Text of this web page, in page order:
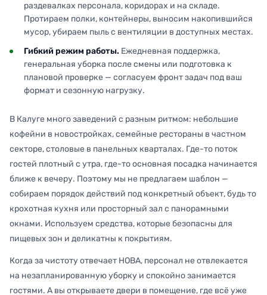
раздевалках персонала, коридорах и на складе.
Протираем полки, контейнеры, выносим накопившийся
мусор, убираем пыль с вентиляции в доступных местах.
Гибкий режим работы. Ежедневная поддержка,
генеральная уборка после смены или подготовка к
плановой проверке — согласуем фронт задач под ваш
формат и сезонную нагрузку.
В Калуге много заведений с разным ритмом: небольшие
кофейни в новостройках, семейные рестораны в частном
секторе, столовые в панельных кварталах. Где-то поток
гостей плотный с утра, где-то основная посадка начинается
ближе к вечеру. Поэтому мы не предлагаем шаблон —
собираем порядок действий под конкретный объект, будь то
крохотная кухня или просторный зал с панорамными
окнами. Используем средства, которые безопасны для
пищевых зон и деликатны к покрытиям.
Когда за чистоту отвечает НОВА, персонал не отвлекается
на незапланированную уборку и спокойно занимается
гостями. А вы открываете двери в помещение, где всё уже